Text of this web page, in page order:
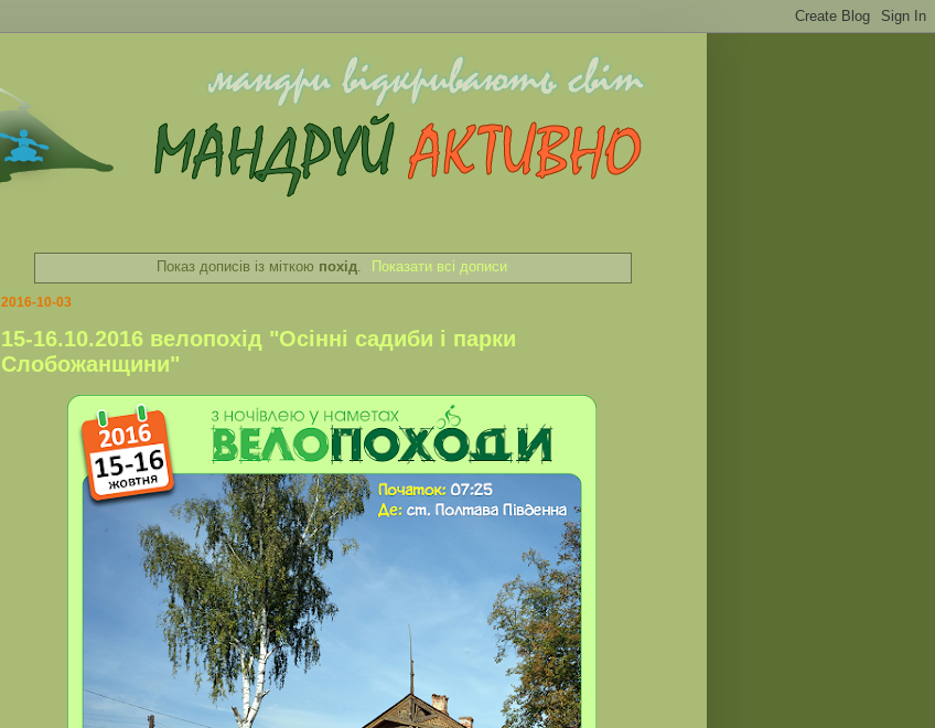
Показ дописів із міткою похід. Показати всі дописи
2016-10-03
15-16.10.2016 велопохід "Осінні садиби і парки
Слобожанщини"